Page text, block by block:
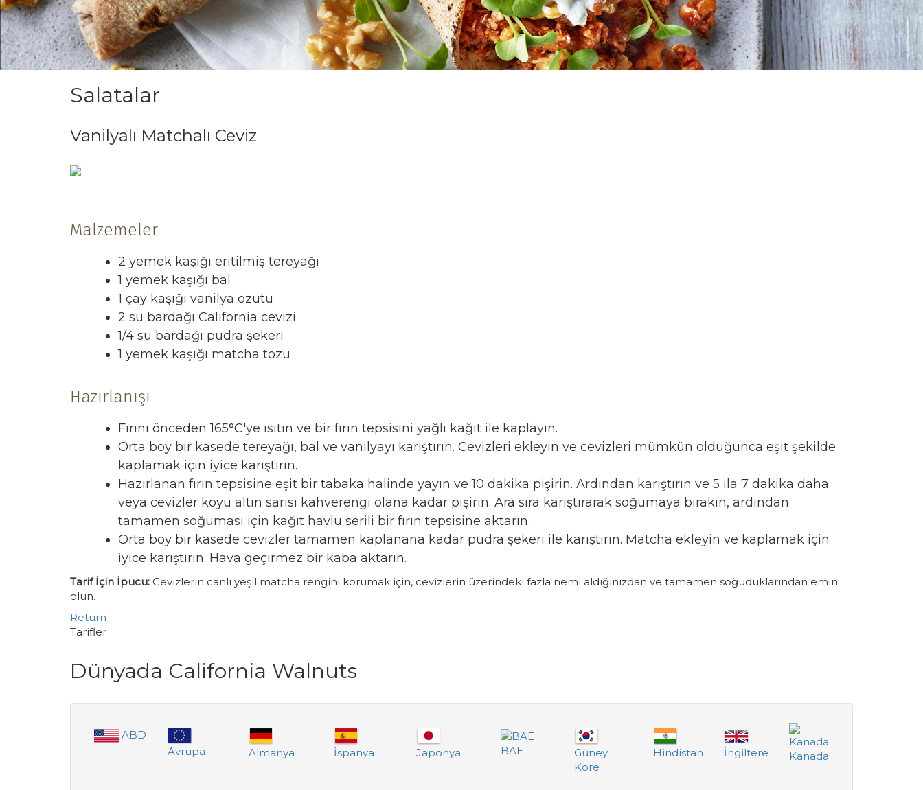
Salatalar
Vanilyalı Matchalı Ceviz
Malzemeler
2 yemek kaşığı eritilmiş tereyağı
1 yemek kaşığı bal
1 çay kaşığı vanilya özütü
2 su bardağı California cevizi
1/4 su bardağı pudra şekeri
1 yemek kaşığı matcha tozu
Hazırlanışı
Fırını önceden 165°C'ye ısıtın ve bir fırın tepsisini yağlı kağıt ile kaplayın.
Orta boy bir kasede tereyağı, bal ve vanilyayı karıştırın. Cevizleri ekleyin ve cevizleri mümkün olduğunca eşit şekilde
kaplamak için iyice karıştırın.
Hazırlanan fırın tepsisine eşit bir tabaka halinde yayın ve 10 dakika pişirin. Ardından karıştırın ve 5 ila 7 dakika daha
veya cevizler koyu altın sarısı kahverengi olana kadar pişirin. Ara sıra karıştırarak soğumaya bırakın, ardından
tamamen soğuması için kağıt havlu serili bir fırın tepsisine aktarın.
Orta boy bir kasede cevizler tamamen kaplanana kadar pudra şekeri ile karıştırın. Matcha ekleyin ve kaplamak için
iyice karıştırın. Hava geçirmez bir kaba aktarın.
Tarif İçin İpucu: Cevizlerin canlı yeşil matcha rengini korumak için, cevizlerin üzerindeki fazla nemi aldığınızdan ve tamamen soğuduklarından emin
olun.
Return
Tarifler
Dünyada California Walnuts
ABD
Avrupa
Almanya İspanya Japonya BAE
Güney
Kore
Hindistan İngiltere Kanada